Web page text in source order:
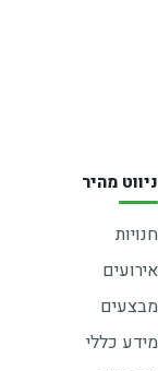
ניווט מהיר
חנויות
אירועים
מבצעים
מידע כללי